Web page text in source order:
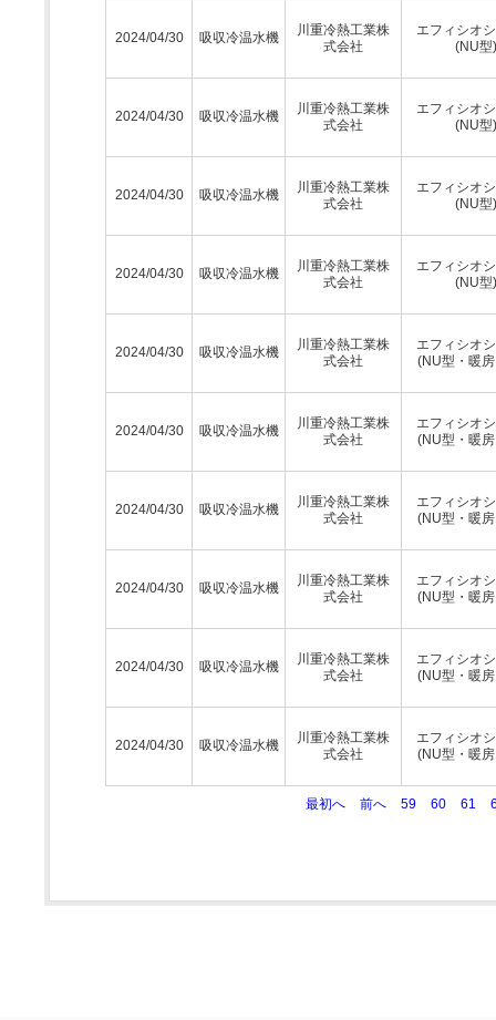
2024/04/30 吸収冷温水機
川重冷熱工業株
式会社
エフィシオ
(NU型)
2024/04/30 吸収冷温水機
川重冷熱工業株
式会社
エフィシオ
(NU型)
2024/04/30 吸収冷温水機
川重冷熱工業株
式会社
エフィシオ
(NU型)
2024/04/30 吸収冷温水機
川重冷熱工業株
式会社
エフィシオ
(NU型)
2024/04/30 吸収冷温水機
川重冷熱工業株
式会社
エフィシオ
(NU型・暖
2024/04/30 吸収冷温水機
川重冷熱工業株
式会社
エフィシオ
(NU型・暖
2024/04/30 吸収冷温水機
川重冷熱工業株
式会社
エフィシオ
(NU型・暖
2024/04/30 吸収冷温水機
川重冷熱工業株
式会社
エフィシオ
(NU型・暖
2024/04/30 吸収冷温水機
川重冷熱工業株
式会社
エフィシオ
(NU型・暖
2024/04/30 吸収冷温水機
川重冷熱工業株
式会社
エフィシオ
(NU型・暖
最初へ 前へ 59 60 61